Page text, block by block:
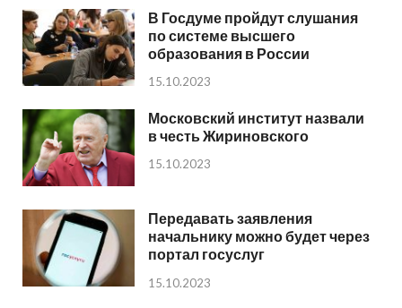
В Госдуме пройдут слушания
по системе высшего
образования в России
15.10.2023
Московский институт назвали
в честь Жириновского
15.10.2023
Передавать заявления
начальнику можно будет через
портал госуслуг
15.10.2023